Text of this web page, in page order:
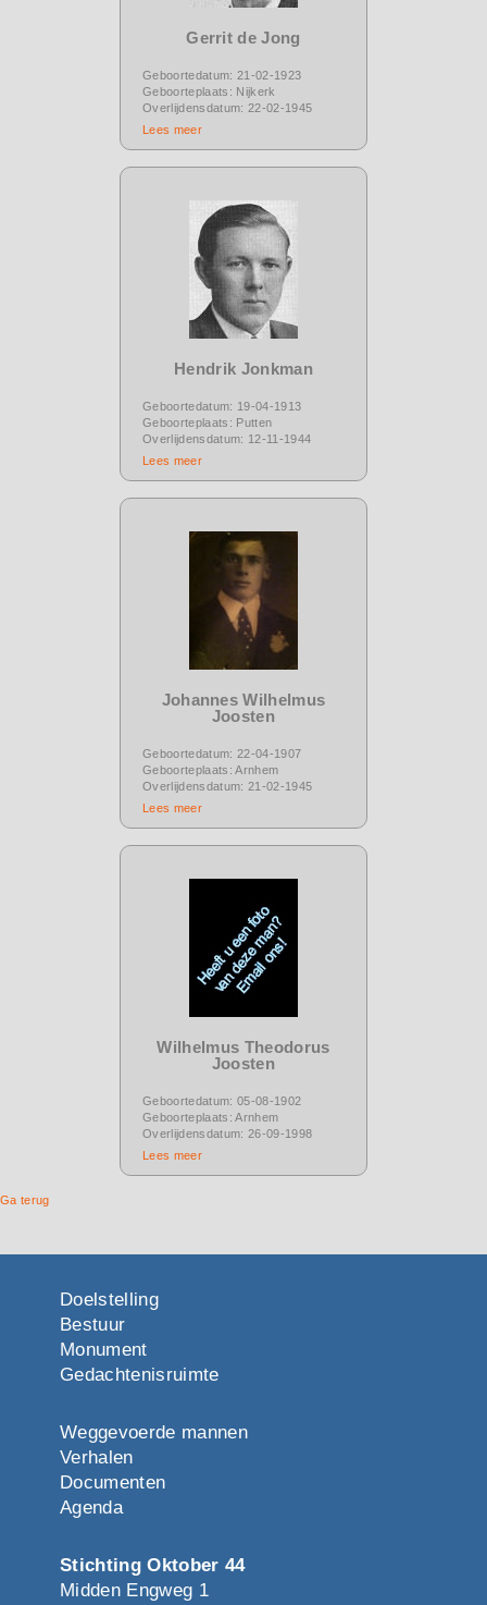
Gerrit de Jong
Geboortedatum: 21-02-1923
Geboorteplaats: Nijkerk
Overlijdensdatum: 22-02-1945
Lees meer
Hendrik Jonkman
Geboortedatum: 19-04-1913
Geboorteplaats: Putten
Overlijdensdatum: 12-11-1944
Lees meer
Johannes Wilhelmus
Joosten
Geboortedatum: 22-04-1907
Geboorteplaats: Arnhem
Overlijdensdatum: 21-02-1945
Lees meer
Wilhelmus Theodorus
Joosten
Geboortedatum: 05-08-1902
Geboorteplaats: Arnhem
Overlijdensdatum: 26-09-1998
Lees meer
Ga terug
Doelstelling
Bestuur
Monument
Gedachtenisruimte
Weggevoerde mannen
Verhalen
Documenten
Agenda
Stichting Oktober 44
Midden Engweg 1